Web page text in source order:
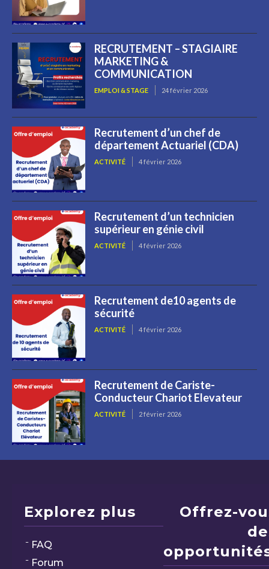
RECRUTEMENT – STAGIAIRE
MARKETING &
COMMUNICATION
EMPLOI & STAGE 24 février 2026
Recrutement d’un chef de
département Actuariel (CDA)
ACTIVITÉ 4 février 2026
Recrutement d’un technicien
supérieur en génie civil
ACTIVITÉ 4 février 2026
Recrutement de10 agents de
sécurité
ACTIVITÉ 4 février 2026
Recrutement de Cariste-
Conducteur Chariot Elevateur
ACTIVITÉ 2 février 2026
Explorez plus
FAQ
Forum
Offrez-